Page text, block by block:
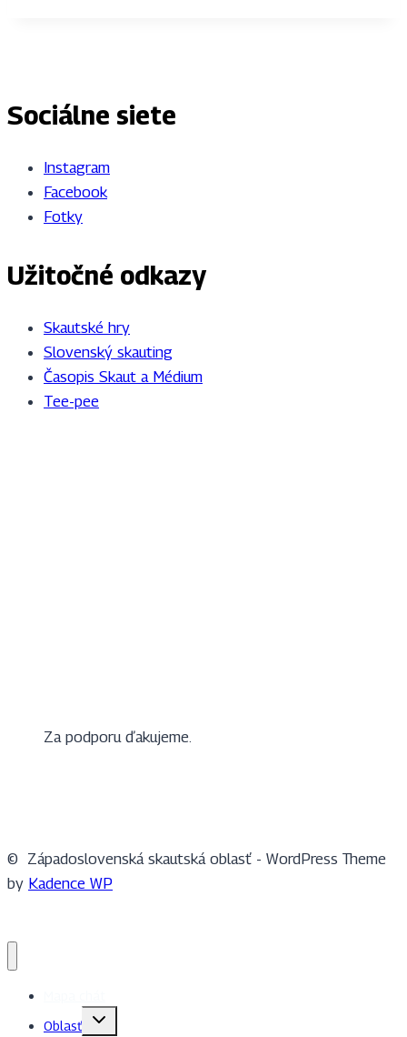
Sociálne siete
Instagram
Facebook
Fotky
Užitočné odkazy
Skautské hry
Slovenský skauting
Časopis Skaut a Médium
Tee-pee
Za podporu ďakujeme.
© Západoslovenská skautská oblasť - WordPress Theme
by Kadence WP
Oblasť
Toggle